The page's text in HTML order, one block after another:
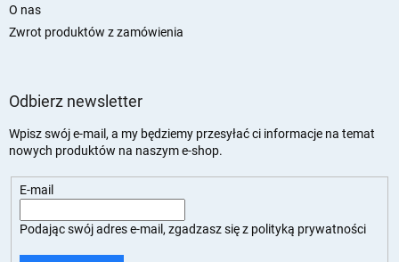
O nas
Zwrot produktów z zamówienia
Odbierz newsletter
Wpisz swój e-mail, a my będziemy przesyłać ci informacje na temat
nowych produktów na naszym e-shop.
E-mail
Podając swój adres e-mail, zgadzasz się z polityką prywatności